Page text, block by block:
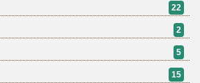
22
2
5
15